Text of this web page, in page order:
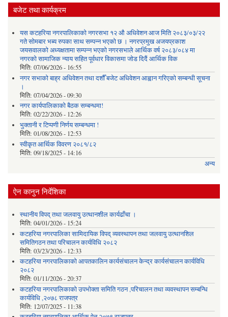
बजेट तथा कार्यक्रम
यस कटहरिया नगरपालिकाको नगरसभा १२ औ अधिवेशन आज मिति २०८३/०३/२२
गते सोमबार भब्य रुपका साथ सम्पन्न भएको छ । नगरप्रमुख अजयप्रकाश
जयसवालको अध्यक्षतामा सम्पन्न भएको नगरसभाले आर्थिक वर्ष २०८३/०८४ मा
नगरको सामाजिक न्याय सहित पूर्वधार विकासमा जोड दिदैं आर्थिक विक
मिति: 07/06/2026 - 16:55
नगर सभाको बाह्र अधिवेशन तथा दशौँ बजेट अधिवेशन आह्वान गरिएको सम्बन्धी सूचना
।
मिति: 07/04/2026 - 09:30
नगर कार्यपालिकाको बैठक सम्बन्धमा!
मिति: 02/22/2026 - 12:26
भुक्तानी र टिप्पणी निर्णय सम्बन्धमा !
मिति: 01/08/2026 - 12:53
स्वीकृत आर्थिक विवरण २०८१/८२
मिति: 09/18/2025 - 14:16
अन्य
ऐन कानुन निर्देशिका
स्थानीय विपद् तथा जलवायु उत्थानशील कार्यढाँचा ।
मिति: 04/01/2026 - 15:24
कटहरिया नगरपालिका सामिदायिक विपद् व्यवस्थापन तथा जलवायु उत्थानशिल
समितिगठन तथा परिचालन कार्यविधि २०८२
मिति: 03/23/2026 - 12:33
कटहरिया नगरपालिकाको आपतकालिन कार्यसंचालन केन्द्र कार्यसंचालन कार्यविधि
२०८२
मिति: 01/11/2026 - 20:37
कटहरिया नगरपालिकाको उपभोक्ता समिति गठन ,परिचालन तथा व्यवस्थापन सम्बन्धि
कार्यविधि ,२०७८ राजपत्र
मिति: 12/07/2025 - 11:38